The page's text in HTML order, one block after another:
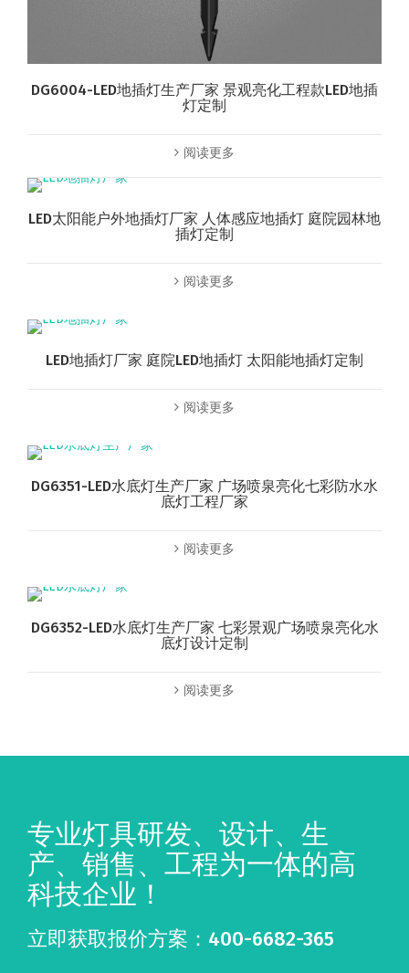
DG6004-LED地插灯生产厂家 景观亮化工程款LED地插
灯定制
阅读更多
LED太阳能户外地插灯厂家 人体感应地插灯 庭院园林地
插灯定制
阅读更多
LED地插灯厂家 庭院LED地插灯 太阳能地插灯定制
阅读更多
DG6351-LED水底灯生产厂家 广场喷泉亮化七彩防水水
底灯工程厂家
阅读更多
DG6352-LED水底灯生产厂家 七彩景观广场喷泉亮化水
底灯设计定制
阅读更多
专业灯具研发、设计、生
产、销售、工程为一体的高
科技企业！
立即获取报价方案：400-6682-365